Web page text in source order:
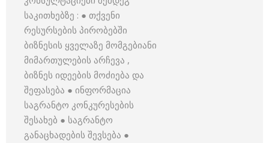
საკითხებზე : ● თქვენი
რესურსების პირობებში
ბიზნესის ყველაზე მომგებიანი
მიმართულების არჩევა ,
ბიზნეს იდეების მოძიება და
შეფასება ● ინფორმაცია
საგრანტო კონკურესების
შესახებ ● საგრანტო
განაცხადების შევსება ●